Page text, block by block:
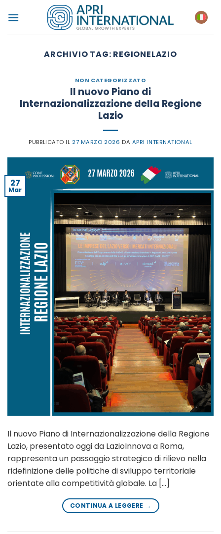
ARCHIVIO TAG: REGIONELAZIO
NON CATEGORIZZATO
Il nuovo Piano di
Internazionalizzazione della Regione
Lazio
PUBBLICATO IL 27 MARZO 2026 DA APRI INTERNATIONAL
27
Mar
Il nuovo Piano di Internazionalizzazione della Regione
Lazio, presentato oggi da LazioInnova a Roma,
rappresenta un passaggio strategico di rilievo nella
ridefinizione delle politiche di sviluppo territoriale
orientate alla competitività globale. La […]
CONTINUA A LEGGERE →